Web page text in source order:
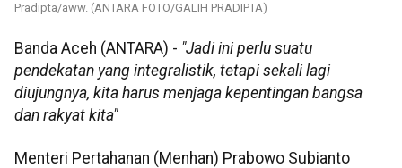
Pradipta/aww. (ANTARA FOTO/GALIH PRADIPTA)
Banda Aceh (ANTARA) - "Jadi ini perlu suatu
pendekatan yang integralistik, tetapi sekali lagi
diujungnya, kita harus menjaga kepentingan bangsa
dan rakyat kita"
Menteri Pertahanan (Menhan) Prabowo Subianto